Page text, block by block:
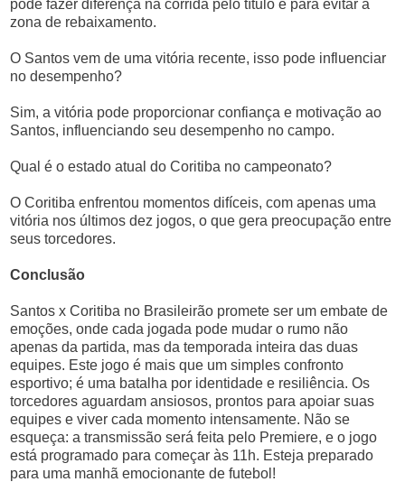
pode fazer diferença na corrida pelo título e para evitar a
zona de rebaixamento.
O Santos vem de uma vitória recente, isso pode influenciar
no desempenho?
Sim, a vitória pode proporcionar confiança e motivação ao
Santos, influenciando seu desempenho no campo.
Qual é o estado atual do Coritiba no campeonato?
O Coritiba enfrentou momentos difíceis, com apenas uma
vitória nos últimos dez jogos, o que gera preocupação entre
seus torcedores.
Conclusão
Santos x Coritiba no Brasileirão promete ser um embate de
emoções, onde cada jogada pode mudar o rumo não
apenas da partida, mas da temporada inteira das duas
equipes. Este jogo é mais que um simples confronto
esportivo; é uma batalha por identidade e resiliência. Os
torcedores aguardam ansiosos, prontos para apoiar suas
equipes e viver cada momento intensamente. Não se
esqueça: a transmissão será feita pelo Premiere, e o jogo
está programado para começar às 11h. Esteja preparado
para uma manhã emocionante de futebol!